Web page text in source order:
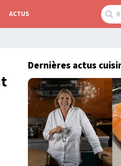
ACTUS
Dernières actus